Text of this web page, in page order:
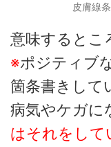
皮膚線
意味するとこ
※ポジティブ
箇条書きして
病気やケガに
はそれをして